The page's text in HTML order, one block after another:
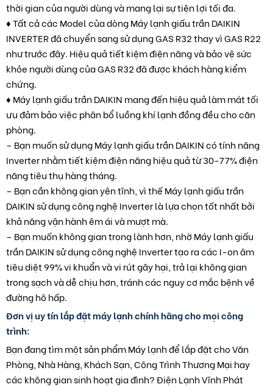
thời gian của người dùng và mang lại sự tiện lợi tối đa.
♦ Tất cả các Model của dòng Máy lạnh giấu trần DAIKIN
INVERTER đã chuyển sang sử dụng GAS R32 thay vì GAS R22
như trước đây. Hiệu quả tiết kiệm điện năng và bảo vệ sức
khỏe người dùng của GAS R32 đã được khách hàng kiểm
chứng.
♦ Máy lạnh giấu trần DAIKIN mang đến hiệu quả làm mát tối
ưu đảm bảo việc phân bổ luồng khí lạnh đồng đều cho căn
phòng.
– Bạn muốn sử dụng Máy lạnh giấu trần DAIKIN có tính năng
Inverter nhằm tiết kiệm điện năng hiệu quả từ 30-77% điện
năng tiêu thụ hàng tháng.
– Bạn cần không gian yên tĩnh, vì thế Máy lạnh giấu trần
DAIKIN sử dụng công nghệ Inverter là lựa chọn tốt nhất bởi
khả năng vận hành êm ái và mượt mà.
– Bạn muốn không gian trong lành hơn, nhờ Máy lạnh giấu
trần DAIKIN sử dụng công nghệ Inverter tạo ra các I-on âm
tiêu diệt 99% vi khuẩn và vi rút gây hại, trả lại không gian
trong sạch và dễ chịu hơn, tránh các nguy cơ mắc bệnh về
đường hô hấp.
Đơn vị uy tín lắp đặt máy lạnh chính hãng cho mọi công
trình:
Bạn đang tìm một sản phẩm Máy lạnh để lắp đặt cho Văn
Phòng, Nhà Hàng, Khách Sạn, Công Trình Thương Mại hay
các không gian sinh hoạt gia đình? Điện Lạnh Vĩnh Phát